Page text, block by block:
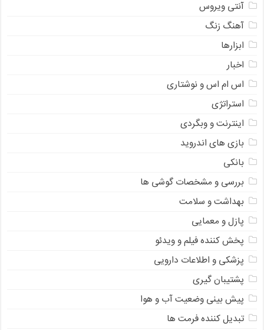
آنتی ویروس
آهنگ زنگ
ابزارها
اخبار
اس ام اس و نوشتاری
استراتژی
اینترنت و وبگردی
بازی های اندروید
بانکی
بررسی و مشخصات گوشی ها
بهداشت و سلامت
پازل و معمایی
پخش کننده فیلم و ویدئو
پزشکی و اطلاعات دارویی
پشتیبان گیری
پیش بینی وضعیت آب و هوا
تبدیل کننده فرمت ها